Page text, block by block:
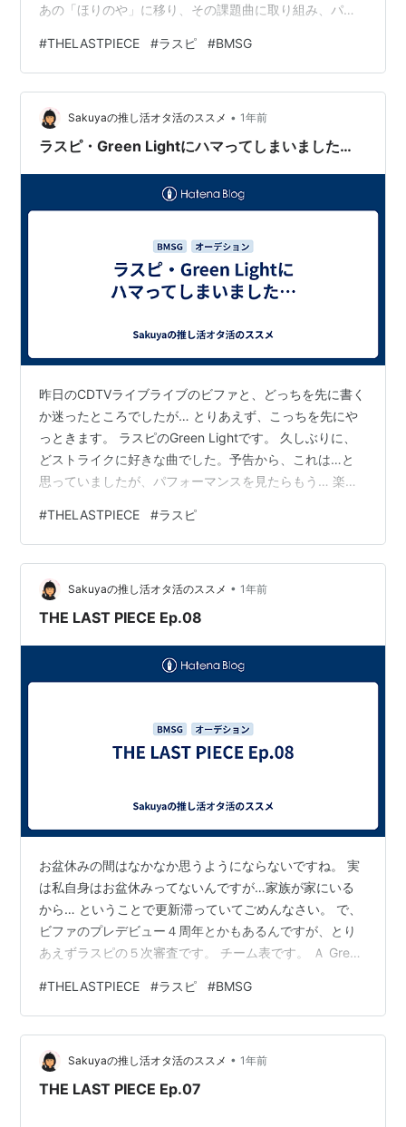
あの「ほりのや」に移り、その課題曲に取り組み、パフ
に、そのグループが現れる、という振りでした。 おお
っ！これはまさか…？ほりのやだしなぁ…とか思っていた
らすぐにBE:FIRST公式から新曲「Secret Garden」の告
知が出ました。これは早かった。え？ネタバレ?と思った
くらい。 そんなことでいつも以上に楽しみに見た夜の
#THELASTPIECE #ラスピ #BMSG
Sakuyaの推し活オタ活のススメ • 1年前
ラスピ・Green Lightにハマってしまいました…
昨日のCDTVライブライブのビファと、どっちを先に書く
か迷ったところでしたが… とりあえず、こっちを先にや
っときます。 ラスピのGreen Lightです。 久しぶりに、
どストライクに好きな曲でした。予告から、これは…と
思っていましたが、パフォーマンスを見たらもう… 楽曲
ーがやるGreen Lightの尊いこと。 つまりザストの時の
Bee Freeのような感じ。あの時も、推しのリュウヘイが
いなくても、あのチームのBee Freeに心奪われて、繰り
返しYouTubeでパフォーマンスを見ていました。 きっ
と、オーデションだからこそのパッションと刹那…
#THELASTPIECE #ラスピ
Sakuyaの推し活オタ活のススメ • 1年前
THE LAST PIECE Ep.08
お盆休みの間はなかなか思うようにならないですね。 実
は私自身はお盆休みってないんですが…家族が家にいる
から… ということで更新滞っていてごめんなさい。 で、
ビファのプレデビュー４周年とかもあるんですが、とり
あえずラスピの５次審査です。 チーム表です。 Ａ Green
3次課題曲 4次チーム KANON 2006/4/3 19 戌 牡羊 火
Superstar E REN 2007/5/11 18 亥 牡牛 土 音色 E RAIKI
2007/5/13 18 亥 牡牛 土 Fantasista D RUI 2007/6/1 18
…
#THELASTPIECE #ラスピ #BMSG
Sakuyaの推し活オタ活のススメ • 1年前
THE LAST PIECE Ep.07